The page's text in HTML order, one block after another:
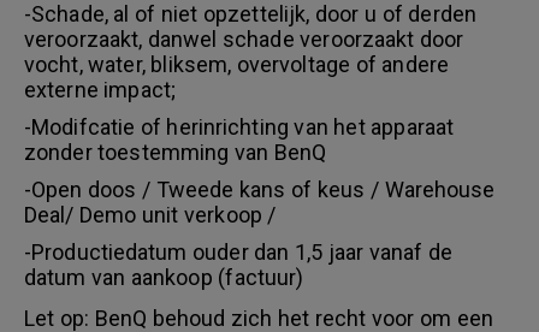
-Schade, al of niet opzettelijk, door u of derden
veroorzaakt, danwel schade veroorzaakt door
vocht, water, bliksem, overvoltage of andere
externe impact;
-Modifcatie of herinrichting van het apparaat
zonder toestemming van BenQ
-Open doos / Tweede kans of keus / Warehouse
Deal/ Demo unit verkoop /
-Productiedatum ouder dan 1,5 jaar vanaf de
datum van aankoop (factuur)
Let op: BenQ behoud zich het recht voor om een